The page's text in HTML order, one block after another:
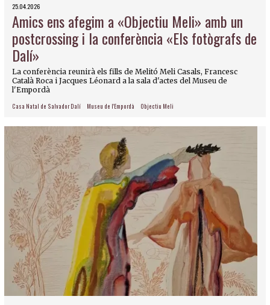
25.04.2026
Amics ens afegim a «Objectiu Meli» amb un
postcrossing i la conferència «Els fotògrafs de
Dalí»
La conferència reunirà els fills de Melitó Meli Casals, Francesc
Català Roca i Jacques Léonard a la sala d'actes del Museu de
l'Empordà
Casa Natal de Salvador Dalí Museu de l'Empordà Objectiu Meli